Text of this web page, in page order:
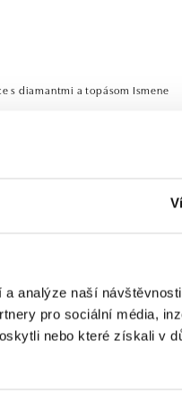
analýze naší
pro sociální média,
nebo které získali v
s diamantmi a topásom Ismene